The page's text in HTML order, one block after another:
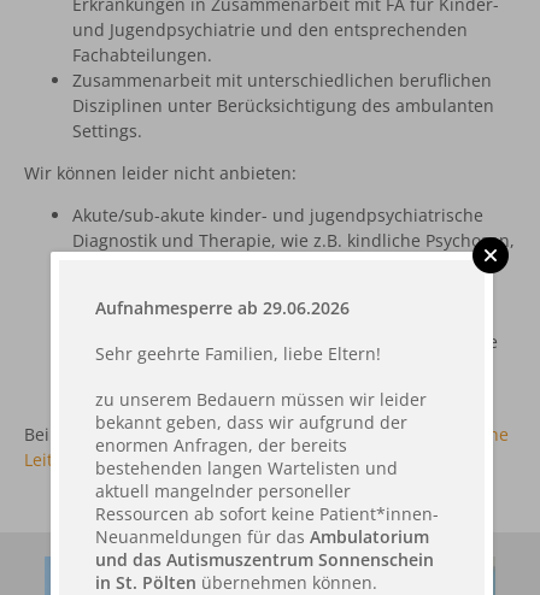
Erkrankungen in Zusammenarbeit mit FÄ für Kinder-
und Jugendpsychiatrie und den entsprechenden
Fachabteilungen.
Zusammenarbeit mit unterschiedlichen beruflichen
Disziplinen unter Berücksichtigung des ambulanten
Settings.
Wir können leider nicht anbieten:
Akute/sub-akute kinder- und jugendpsychiatrische
Diagnostik und Therapie, wie z.B. kindliche Psychosen,
Schulschwierigkeiten
Blutabnahmen, Harnanalysen, Untersuchungen, wie
EEG, EKG, Spirometrie...
Bei weiteren Fragen wenden Sie sich bitte an> die ärztliche
Leitung Prim. Dr. Sonja Gobara.
Aufnahmesperre ab 29.06.2026
Sehr geehrte Familien, liebe Eltern!
zu unserem Bedauern müssen wir leider
bekannt geben, dass wir aufgrund der
enormen Anfragen, der bereits
bestehenden langen Wartelisten und
aktuell mangelnder personeller
Ressourcen ab sofort keine Patient*innen-
Neuanmeldungen für dasAmbulatorium
und das Autismuszentrum Sonnenschein
in St. Pölten übernehmen können.